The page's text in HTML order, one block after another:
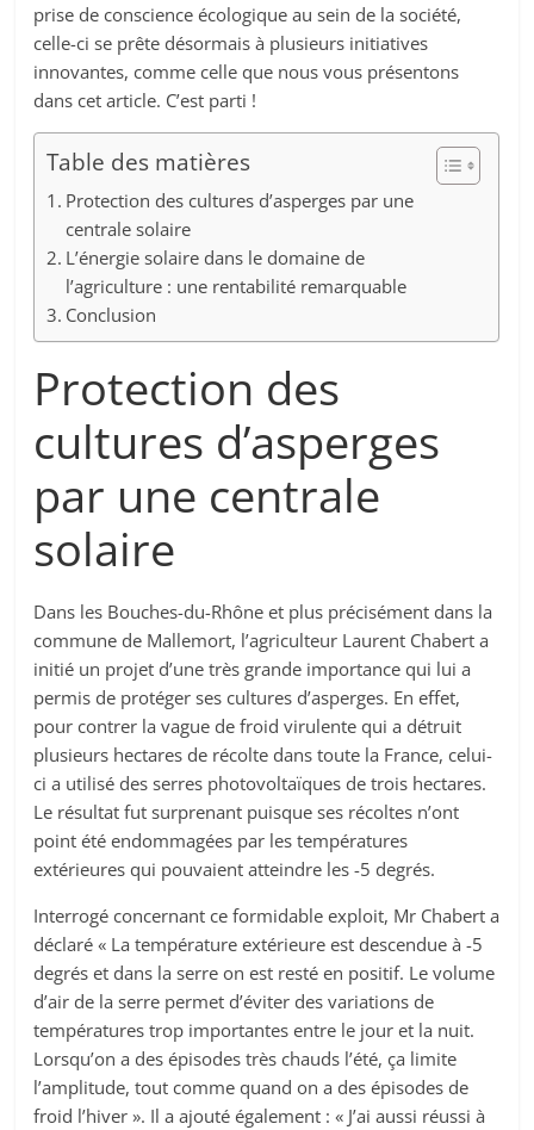
prise de conscience écologique au sein de la société,
celle-ci se prête désormais à plusieurs initiatives
innovantes, comme celle que nous vous présentons
dans cet article. C’est parti !
Table des matières
Protection des cultures d’asperges par une
centrale solaire
L’énergie solaire dans le domaine de
l’agriculture : une rentabilité remarquable
Conclusion
Protection des
cultures d’asperges
par une centrale
solaire
Dans les Bouches-du-Rhône et plus précisément dans la
commune de Mallemort, l’agriculteur Laurent Chabert a
initié un projet d’une très grande importance qui lui a
permis de protéger ses cultures d’asperges. En effet,
pour contrer la vague de froid virulente qui a détruit
plusieurs hectares de récolte dans toute la France, celui-
ci a utilisé des serres photovoltaïques de trois hectares.
Le résultat fut surprenant puisque ses récoltes n’ont
point été endommagées par les températures
extérieures qui pouvaient atteindre les -5 degrés.
Interrogé concernant ce formidable exploit, Mr Chabert a
déclaré « La température extérieure est descendue à -5
degrés et dans la serre on est resté en positif. Le volume
d’air de la serre permet d’éviter des variations de
températures trop importantes entre le jour et la nuit.
Lorsqu’on a des épisodes très chauds l’été, ça limite
l’amplitude, tout comme quand on a des épisodes de
froid l’hiver ». Il a ajouté également : « J’ai aussi réussi à